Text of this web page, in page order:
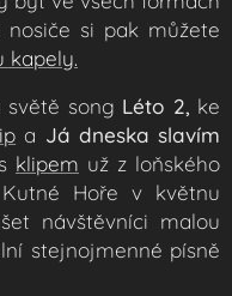
nosiče si pak můžete
kapely.
song Léto 2, ke
a Já dneska slavím
klipem už z loňského
Hoře v květnu
návštěvníci malou
stejnojmenné písně